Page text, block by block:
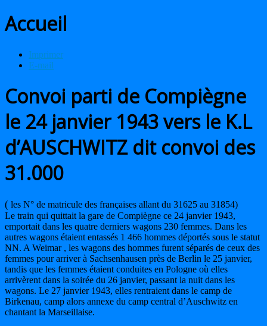
Accueil
Imprimer
E-mail
Convoi parti de Compiègne
le 24 janvier 1943 vers le K.L
d’AUSCHWITZ dit convoi des
31.000
( les N° de matricule des françaises allant du 31625 au 31854)
Le train qui quittait la gare de Compiègne ce 24 janvier 1943,
emportait dans les quatre derniers wagons 230 femmes. Dans les
autres wagons étaient entassés 1 466 hommes déportés sous le statut
NN. A Weimar , les wagons des hommes furent séparés de ceux des
femmes pour arriver à Sachsenhausen près de Berlin le 25 janvier,
tandis que les femmes étaient conduites en Pologne où elles
arrivèrent dans la soirée du 26 janvier, passant la nuit dans les
wagons. Le 27 janvier 1943, elles rentraient dans le camp de
Birkenau, camp alors annexe du camp central d’Auschwitz en
chantant la Marseillaise.